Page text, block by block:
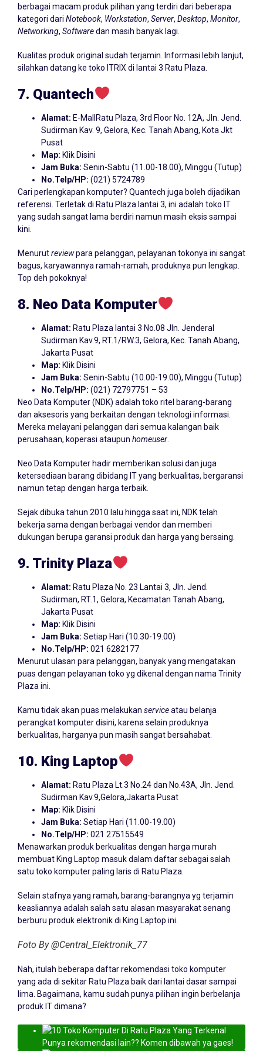
berbagai macam produk pilihan yang terdiri dari beberapa
kategori dari Notebook, Workstation, Server, Desktop, Monitor,
Networking, Softwaredan masih banyak lagi.
Kualitas produk original sudah terjamin. Informasi lebih lanjut,
silahkan datang ke toko ITRIX di lantai 3 Ratu Plaza.
7. Quantech
Alamat: E-MallRatu Plaza, 3rd Floor No. 12A, Jln. Jend.
Sudirman Kav. 9, Gelora, Kec. Tanah Abang, Kota Jkt
Pusat
Map: Klik Disini
Jam Buka: Senin-Sabtu (11.00-18.00), Minggu (Tutup)
No.Telp/HP: (021) 5724789
Cari perlengkapan komputer? Quantech juga boleh dijadikan
referensi. Terletak di Ratu Plaza lantai 3, ini adalah toko IT
yang sudah sangat lama berdiri namun masih eksis sampai
kini.
Menurutreviewpara pelanggan, pelayanan tokonya ini sangat
bagus, karyawannya ramah-ramah, produknya pun lengkap.
Top deh pokoknya!
8. Neo Data Komputer
Alamat: Ratu Plaza lantai 3 No.08 Jln. Jenderal
Sudirman Kav.9, RT.1/RW.3, Gelora, Kec. Tanah Abang,
Jakarta Pusat
Map: Klik Disini
Jam Buka: Senin-Sabtu (10.00-19.00), Minggu (Tutup)
No.Telp/HP: (021) 72797751 – 53
Neo Data Komputer (NDK) adalah toko ritel barang-barang
dan aksesoris yang berkaitan dengan teknologi informasi.
Mereka melayani pelanggan dari semua kalangan baik
perusahaan, koperasi ataupun homeuser
Neo Data Komputer hadir memberikan solusi dan juga
ketersediaan barang dibidang IT yang berkualitas, bergaransi
namun tetap dengan harga terbaik.
Sejak dibuka tahun 2010 lalu hingga saat ini, NDK telah
bekerja sama dengan berbagai vendor dan memberi
dukungan berupa garansi produk dan harga yang bersaing.
9. Trinity Plaza
Alamat: Ratu Plaza No. 23 Lantai 3, Jln. Jend.
Sudirman, RT.1, Gelora, Kecamatan Tanah Abang,
Jakarta Pusat
Map: Klik Disini
Jam Buka: Setiap Hari (10.30-19.00)
No.Telp/HP: 021 6282177
Menurut ulasan para pelanggan, banyak yang mengatakan
puas dengan pelayanan toko yg dikenal dengan nama Trinity
Plaza ini.
Kamu tidak akan puas melakukan serviceatau belanja
perangkat komputer disini, karena selain produknya
berkualitas, harganya pun masih sangat bersahabat.
10. King Laptop
Alamat: Ratu Plaza Lt.3 No.24 dan No.43A, Jln. Jend.
Sudirman Kav.9,Gelora,Jakarta Pusat
Map: Klik Disini
Jam Buka: Setiap Hari (11.00-19.00)
No.Telp/HP: 021 27515549
Menawarkan produk berkualitas dengan harga murah
membuat King Laptop masuk dalam daftar sebagai salah
satu toko komputer paling laris di Ratu Plaza.
Selain stafnya yang ramah, barang-barangnya yg terjamin
keasliannya adalah salah satu alasan masyarakat senang
berburu produk elektronik di King Laptop ini.
Foto By @Central_Elektronik_77
Nah, itulah beberapa daftar rekomendasi toko komputer
yang ada di sekitar Ratu Plaza baik dari lantai dasar sampai
lima. Bagaimana, kamu sudah punya pilihan ingin berbelanja
produk IT dimana?
Punya rekomendasi lain?? Komen dibawah ya gaes!